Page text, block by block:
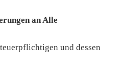
an Alle
und dessen